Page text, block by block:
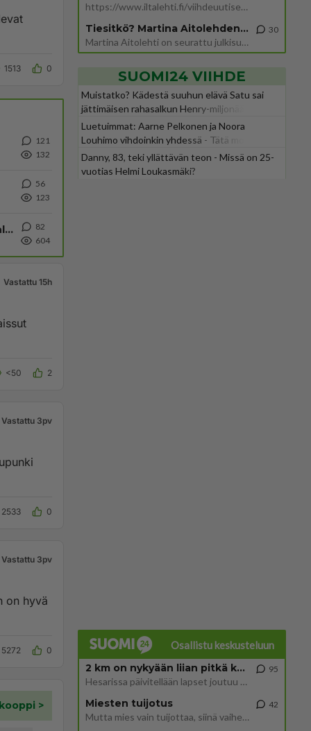
1513 0
121
132
56
123
Kiteen Pallon superpesisjoukkue pelaa huumeiden vaikutuksen alaisena
82
604
Vastattu 15h
<50 2
Vastattu 3pv
2533 0
Vastattu 3pv
on hyvä
5272 0
https://www.iltalehti.fi/viihdeuutiset/a/c46da6ab-340f-4790-aaa7-0865eed2336 Yrityksen konkurssihakemus on tullut kärä
Tiesitkö? Martina Aitolehden isäpuoli on tämä suosittu laulaja
Martina Aitolehti on seurattu julkisuuden henkilö. Lähipiiriin mahtuu muitakin tunnettuja henkilöitä. Tiesitkö, että Ma
30
SUOMI24 VIIHDE
Muistatko? Kädestä suuhun elävä Satu sai
jättimäisen rahasalkun Henry-miljonääriltä
Luetuimmat: Aarne Pelkonen ja Noora
Louhimo vihdoinkin yhdessä - Tätä moni jo
odotti
Danny, 83, teki yllättävän teon - Missä on 25-
vuotias Helmi Loukasmäki?
Osallistu keskusteluun
2 km on nykyään liian pitkä koulumatka
Hesarissa päivitellään lapset joutuu nyt kulkemaan 2 km kouluun jösses. Ruostefillarilla tuo matka menee vaikka miten äk
95
Miesten tuijotus
Mutta mies vain tuijottaa, siinä vaiheessa käännän itse pään pois. Mikä juttu? Yleensä jos joku tuijottaa tai katsoo, hä
42